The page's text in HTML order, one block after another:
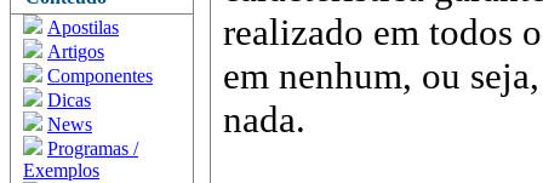
Apostilas
Artigos
Componentes
Dicas
News
Programas /
Exemplos
realizado em todos
em nenhum, ou
nada.